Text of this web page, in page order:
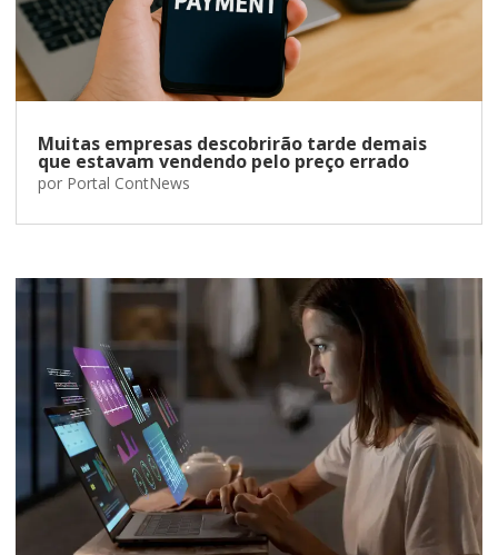
Muitas empresas descobrirão tarde demais
que estavam vendendo pelo preço errado
por Portal ContNews